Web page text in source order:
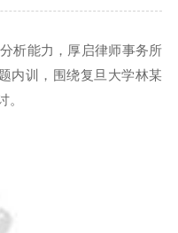
析能力，厚启律师事务所
内训，围绕复旦大学林某
。